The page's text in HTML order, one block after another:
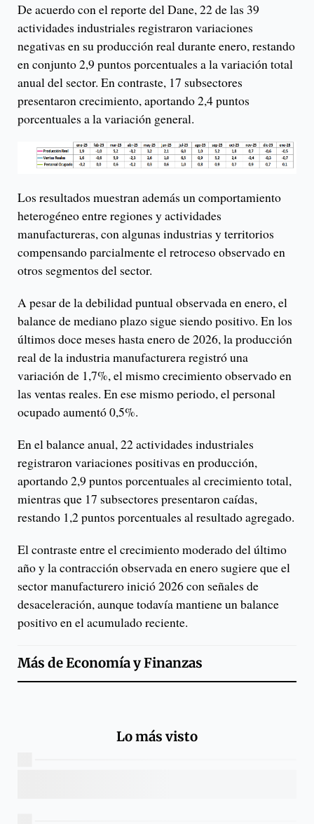
De acuerdo con el reporte del Dane, 22 de las 39
actividades industriales registraron variaciones
negativas en su producción real durante enero, restando
en conjunto 2,9 puntos porcentuales a la variación total
anual del sector. En contraste, 17 subsectores
presentaron crecimiento, aportando 2,4 puntos
porcentuales a la variación general.
Los resultados muestran además un comportamiento
heterogéneo entre regiones y actividades
manufactureras, con algunas industrias y territorios
compensando parcialmente el retroceso observado en
otros segmentos del sector.
A pesar de la debilidad puntual observada en enero, el
balance de mediano plazo sigue siendo positivo. En los
últimos doce meses hasta enero de 2026, la producción
real de la industria manufacturera registró una
variación de 1,7%, el mismo crecimiento observado en
las ventas reales. En ese mismo periodo, el personal
ocupado aumentó 0,5%.
En el balance anual, 22 actividades industriales
registraron variaciones positivas en producción,
aportando 2,9 puntos porcentuales al crecimiento total,
mientras que 17 subsectores presentaron caídas,
restando 1,2 puntos porcentuales al resultado agregado.
El contraste entre el crecimiento moderado del último
año y la contracción observada en enero sugiere que el
sector manufacturero inició 2026 con señales de
desaceleración, aunque todavía mantiene un balance
positivo en el acumulado reciente.
Más deEconomía y Finanzas
Lo más visto